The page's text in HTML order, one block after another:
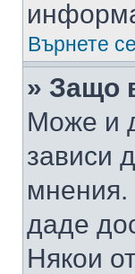
Върнете
» Защо
Може и
зависи
мнения.
даде
Някои